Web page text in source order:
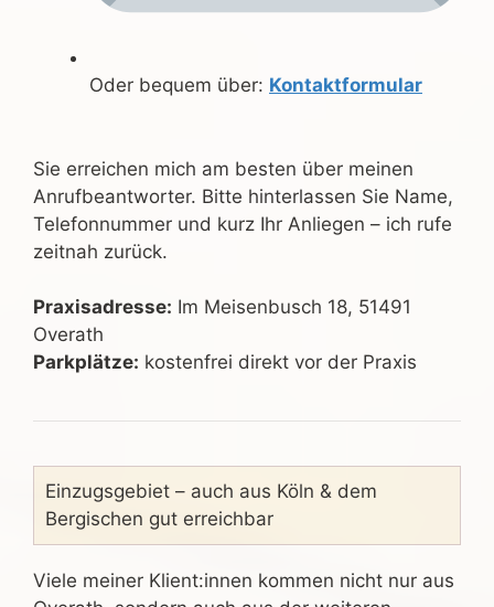
Oder bequem über: Kontaktformular
Sie erreichen mich am besten über meinen
Anrufbeantworter. Bitte hinterlassen Sie Name,
Telefonnummer und kurz Ihr Anliegen – ich rufe
zeitnah zurück.
Praxisadresse: Im Meisenbusch 18, 51491
Overath
Parkplätze: kostenfrei direkt vor der Praxis
Einzugsgebiet – auch aus Köln & dem
Bergischen gut erreichbar
Viele meiner Klient:innen kommen nicht nur aus